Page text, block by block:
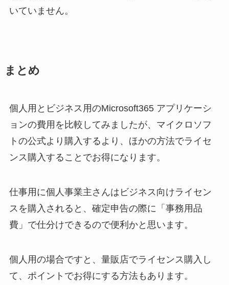
いていません。
まとめ
個人用とビジネス用のMicrosoft365 アプリケーシ
ョンの費用を比較してみましたが、マイクロソフ
トの公式より購入するより、ほかの方法でライセ
ンス購入することでお得になります。
仕事用に個人事業主さんはビジネス向けライセン
スを購入されると、確定申告の際に「事務用品
費」で仕分けできるので便利かと思います。
個人用の場合ですと、量販店でライセンス購入し
て、ポイントでお得にする方法もあります。